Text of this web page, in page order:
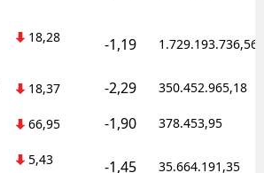
18,28 -1,19 1.729.193.736,56
18,37 -2,29 350.452.965,18
66,95 -1,90 378.453,95
5,43 -1,45 35.664.191,35